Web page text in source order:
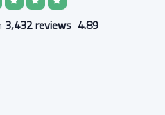
4.89
3,432 reviews